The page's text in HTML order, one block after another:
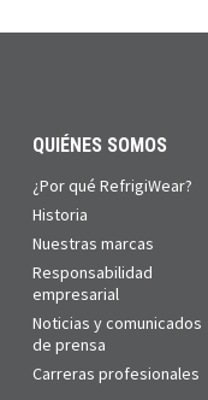
QUIÉNES SOMOS
¿Por qué RefrigiWear?
Historia
Nuestras marcas
Responsabilidad
empresarial
Noticias y comunicados
de prensa
Carreras profesionales